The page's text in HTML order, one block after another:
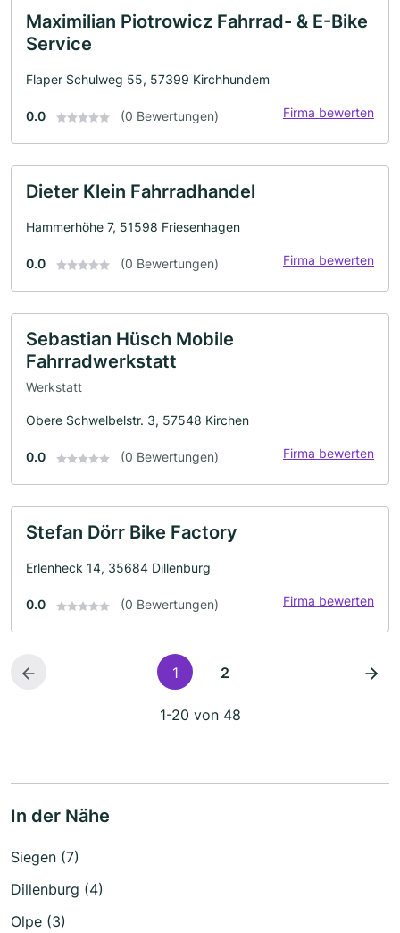
Maximilian Piotrowicz Fahrrad- & E-Bike
Service
Flaper Schulweg 55, 57399 Kirchhundem
0.0 (0 Bewertungen) Firma bewerten
Dieter Klein Fahrradhandel
Hammerhöhe 7, 51598 Friesenhagen
0.0 (0 Bewertungen) Firma bewerten
Sebastian Hüsch Mobile
Fahrradwerkstatt
Werkstatt
Obere Schwelbelstr. 3, 57548 Kirchen
0.0 (0 Bewertungen) Firma bewerten
Stefan Dörr Bike Factory
Erlenheck 14, 35684 Dillenburg
0.0 (0 Bewertungen) Firma bewerten
1 2
1-20 von 48
In der Nähe
Siegen (7)
Dillenburg (4)
Olpe (3)